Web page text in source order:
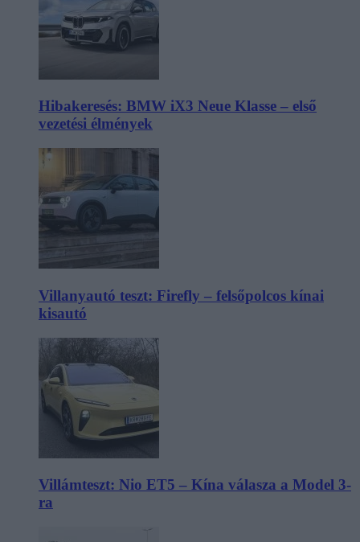
Hibakeresés: BMW iX3 Neue Klasse – első
vezetési élmények
Villanyautó teszt: Firefly – felsőpolcos kínai
kisautó
Villámteszt: Nio ET5 – Kína válasza a Model 3-
ra